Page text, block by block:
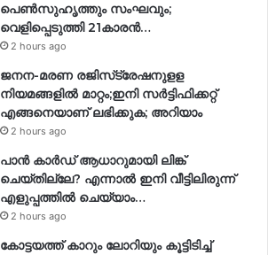
പെണ്‍സുഹൃത്തും സംഘവും;
വെളിപ്പെടുത്തി 21കാരന്‍…
2 hours ago
ജനന-മരണ രജിസ്‌ട്രേഷനുളള
നിയമങ്ങളില്‍ മാറ്റം;ഇനി സര്‍ട്ടിഫിക്കറ്റ്
എങ്ങനെയാണ് ലഭിക്കുക; അറിയാം
2 hours ago
പാൻ കാർഡ് ആധാറുമായി ലിങ്ക്
ചെയ്തില്ലേ? എന്നാൽ ഇനി വീട്ടിലിരുന്ന്
എളുപ്പത്തിൽ ചെയ്യാം…
2 hours ago
കോട്ടയത്ത് കാറും ലോറിയും കൂട്ടിടിച്ച്